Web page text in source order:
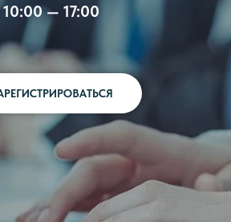
10:00 — 17:00